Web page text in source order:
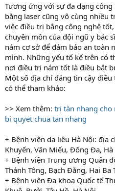
Tương ứng với sự đa dạng
bằng laser cũng vô cùng nhiều
việc điều trị bằng công nghệ
chuyên môn của đội ngũ y bác
nám cơ sở để đảm bảo an toàn
mình. Những yếu tố kể trên có
nơi điều trị nám tốt là điều bắt
Một số địa chỉ đáng tin cậy
có thể tham khảo:
>> Xem thêm: trị tàn nhang cho
bi quyet chua tan nhang
+ Bệnh viện da liễu Hà Nội: địa
Khuyến, Văn Miếu, Đống Đa, Hà
+ Bệnh viện Trung ương Quân
Thánh Tông, Bạch Đằng, Hai Ba
+ Bệnh viện Đa khoa Quốc tế